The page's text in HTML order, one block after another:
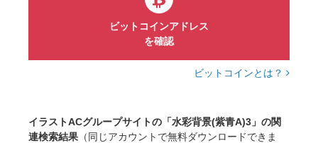
ビットコインアドレス
を確認
ビットコインとは？
イラストACグループサイトの「水彩背景(紫青A)3」の関
連検索結果 （同じアカウントで無料ダウンロードできま